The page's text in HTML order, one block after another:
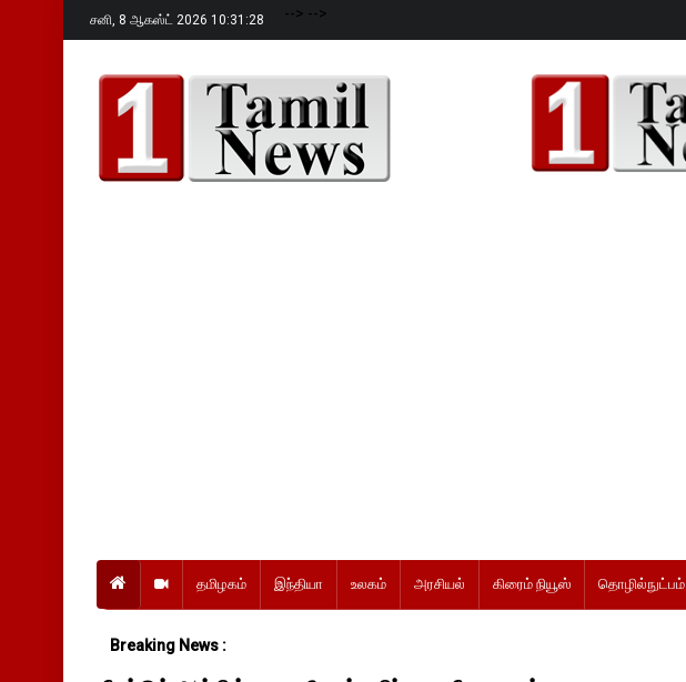
சனி, 8 ஆகஸ்ட் 2026 10:31:29 --> -->
தமிழகம் இந்தியா உலகம் அரசியல் கிரைம் நியூஸ் தொழில்நுட்பம்
Breaking News :